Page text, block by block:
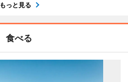
もっと見る
食べる